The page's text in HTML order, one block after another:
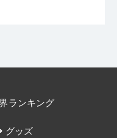
ランキング
グッズ